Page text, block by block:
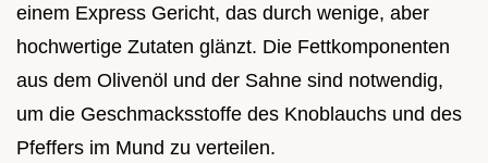
einem Express Gericht, das durch wenige, aber
hochwertige Zutaten glänzt. Die Fettkomponenten
aus dem Olivenöl und der Sahne sind notwendig,
um die Geschmacksstoffe des Knoblauchs und des
Pfeffers im Mund zu verteilen.